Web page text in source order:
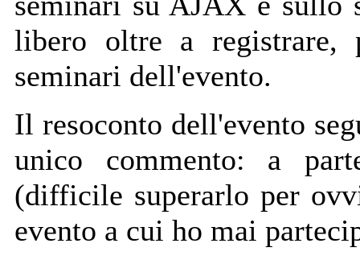
libero oltre a registrare,
seminari dell'evento.
Il resoconto dell'evento
unico commento: a
(difficile superarlo per
evento a cui ho mai